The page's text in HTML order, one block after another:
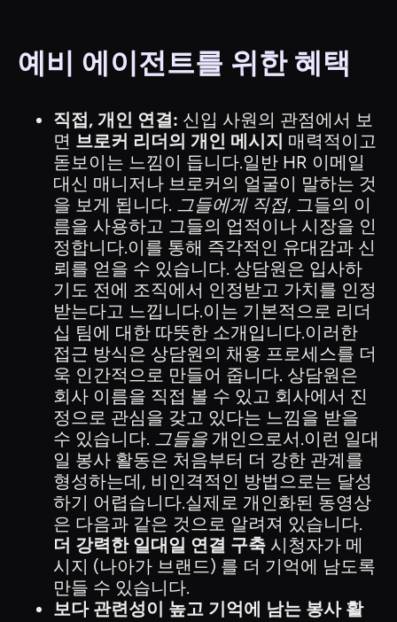
예비 에이전트를 위한 혜택
직접, 개인 연결: 신입 사원의 관점에서 보
면 브로커 리더의 개인 메시지 매력적이고
돋보이는 느낌이 듭니다.일반 HR 이메일
대신 매니저나 브로커의 얼굴이 말하는 것
을 보게 됩니다. 그들에게 직접, 그들의 이
름을 사용하고 그들의 업적이나 시장을 인
정합니다.이를 통해 즉각적인 유대감과 신
뢰를 얻을 수 있습니다. 상담원은 입사하
기도 전에 조직에서 인정받고 가치를 인정
받는다고 느낍니다.이는 기본적으로 리더
십 팀에 대한 따뜻한 소개입니다.이러한
접근 방식은 상담원의 채용 프로세스를 더
욱 인간적으로 만들어 줍니다. 상담원은
회사 이름을 직접 볼 수 있고 회사에서 진
정으로 관심을 갖고 있다는 느낌을 받을
수 있습니다. 그들을 개인으로서.이런 일대
일 봉사 활동은 처음부터 더 강한 관계를
형성하는데, 비인격적인 방법으로는 달성
하기 어렵습니다.실제로 개인화된 동영상
은 다음과 같은 것으로 알려져 있습니다.
더 강력한 일대일 연결 구축 시청자가 메
시지 (나아가 브랜드) 를 더 기억에 남도록
만들 수 있습니다.
보다 관련성이 높고 기억에 남는 봉사 활